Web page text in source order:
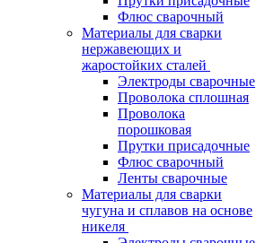
Флюс сварочный
Материалы для сварки
нержавеющих и
жаростойких сталей
Электроды сварочные
Проволока сплошная
Проволока
порошковая
Прутки присадочные
Флюс сварочный
Ленты сварочные
Материалы для сварки
чугуна и сплавов на основе
никеля